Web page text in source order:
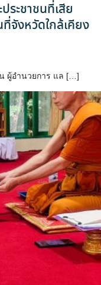
ระชาชนที่เสีย
จังหวัดใกล้เคียง
ผู้อำนวยการ แล […]